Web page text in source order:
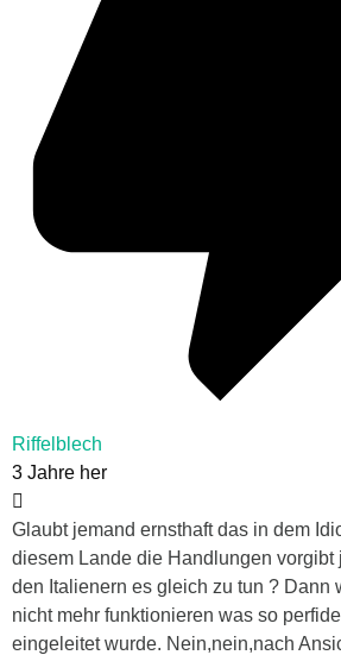
Riffelblech
3 Jahre her
Glaubt jemand ernsthaft das in dem
diesem Lande die Handlungen vorgibt
den Italienern es gleich zu tun ? Dann
nicht mehr funktionieren was so
eingeleitet wurde. Nein,nein,nach